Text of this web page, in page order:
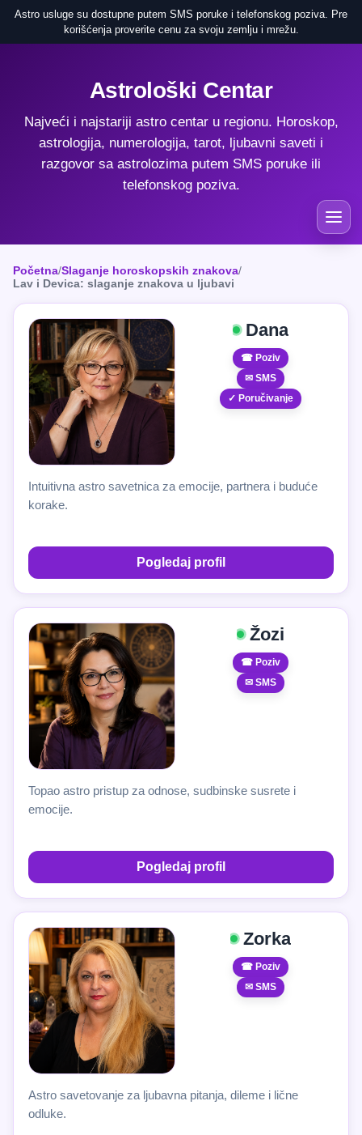
Astro usluge su dostupne putem SMS poruke i telefonskog poziva. Pre
korišćenja proverite cenu za svoju zemlju i mrežu.
Astrološki Centar
Najveći i najstariji astro centar u regionu. Horoskop,
astrologija, numerologija, tarot, ljubavni saveti i
razgovor sa astrolozima putem SMS poruke ili
telefonskog poziva.
Početna/Slaganje horoskopskih znakova/
Lav i Devica: slaganje znakova u ljubavi
Dana
☎ Poziv
✉ SMS
✓ Poručivanje
Intuitivna astro savetnica za emocije, partnera i buduće
korake.
Pogledaj profil
Žozi
☎ Poziv
✉ SMS
Topao astro pristup za odnose, sudbinske susrete i
emocije.
Pogledaj profil
Zorka
☎ Poziv
✉ SMS
Astro savetovanje za ljubavna pitanja, dileme i lične
odluke.